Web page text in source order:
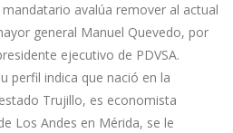
avalúa remover al actual
general Manuel Quevedo, por
ejecutivo de PDVSA.
perfil indica que nació en la
Trujillo, es economista
Los Andes en Mérida, se le